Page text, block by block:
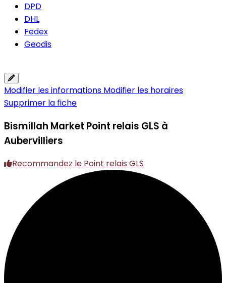
DPD
DHL
Fedex
Geodis
Modifier les informations Modifier les horaires
Supprimer la fiche
Bismillah Market Point relais GLS à
Aubervilliers
Recommandez le Point relais GLS